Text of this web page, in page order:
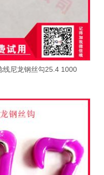
线尼龙钢丝勾25.4 1000